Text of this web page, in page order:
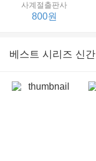
사계절출판사
800원
베스트 시리즈 신간